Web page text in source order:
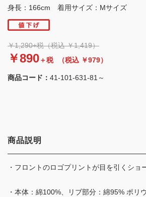
身長：166cm 着用サイズ：Mサイズ
￥1,290+税（税込 ￥1,419）
￥890＋税 （税込 ￥979）
商品コード： 41-101-631-81～
商品説明
・フロントのロゴプリントが目を引くショ
・本体：綿100%、リブ部分：綿95% ポリ